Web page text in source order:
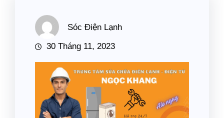
Sóc Điện Lạnh
30 Tháng 11, 2023